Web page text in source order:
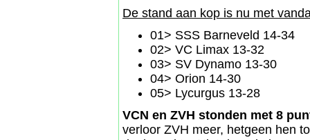
De stand aan kop is nu met
01> SSS Barneveld 14-34
02> VC Limax 13-32
03> SV Dynamo 13-30
04> Orion 14-30
05> Lycurgus 13-28
VCN en ZVH stonden met 8
verloor ZVH meer, hetgeen hen